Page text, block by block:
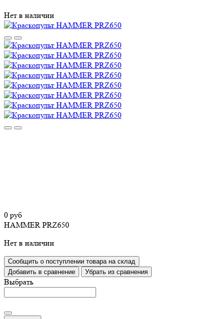
Нет в наличии
0 руб
HAMMER PRZ650
Нет в наличии
Сообщить о поступлении товара на склад
Добавить в сравнение
Убрать из сравнения
Выбрать